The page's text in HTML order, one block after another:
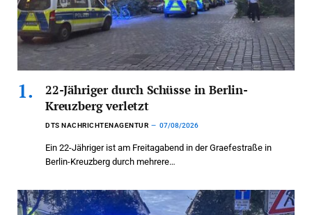
22-Jähriger durch Schüsse in Berlin-
Kreuzberg verletzt
DTS NACHRICHTENAGENTUR 07/08/2026
Ein 22-Jähriger ist am Freitagabend in der Graefestraße in
Berlin-Kreuzberg durch mehrere…